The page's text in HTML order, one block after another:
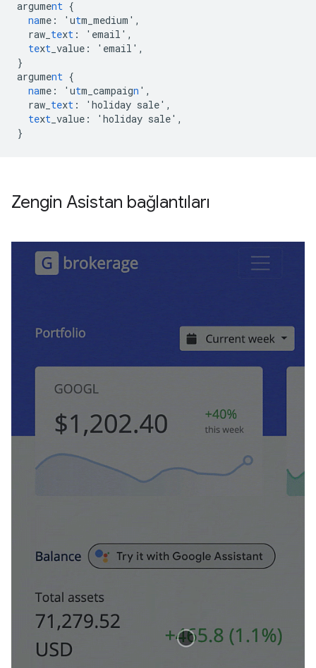
argument {
name : 'utm_medium' ,
raw_ text : 'email' ,
text _value : 'email' ,
}
argument {
name : 'utm_campaign ' ,
raw_ text : 'holiday sale' ,
text _value : 'holiday sale' ,
}
Zengin Asistan bağlantıları